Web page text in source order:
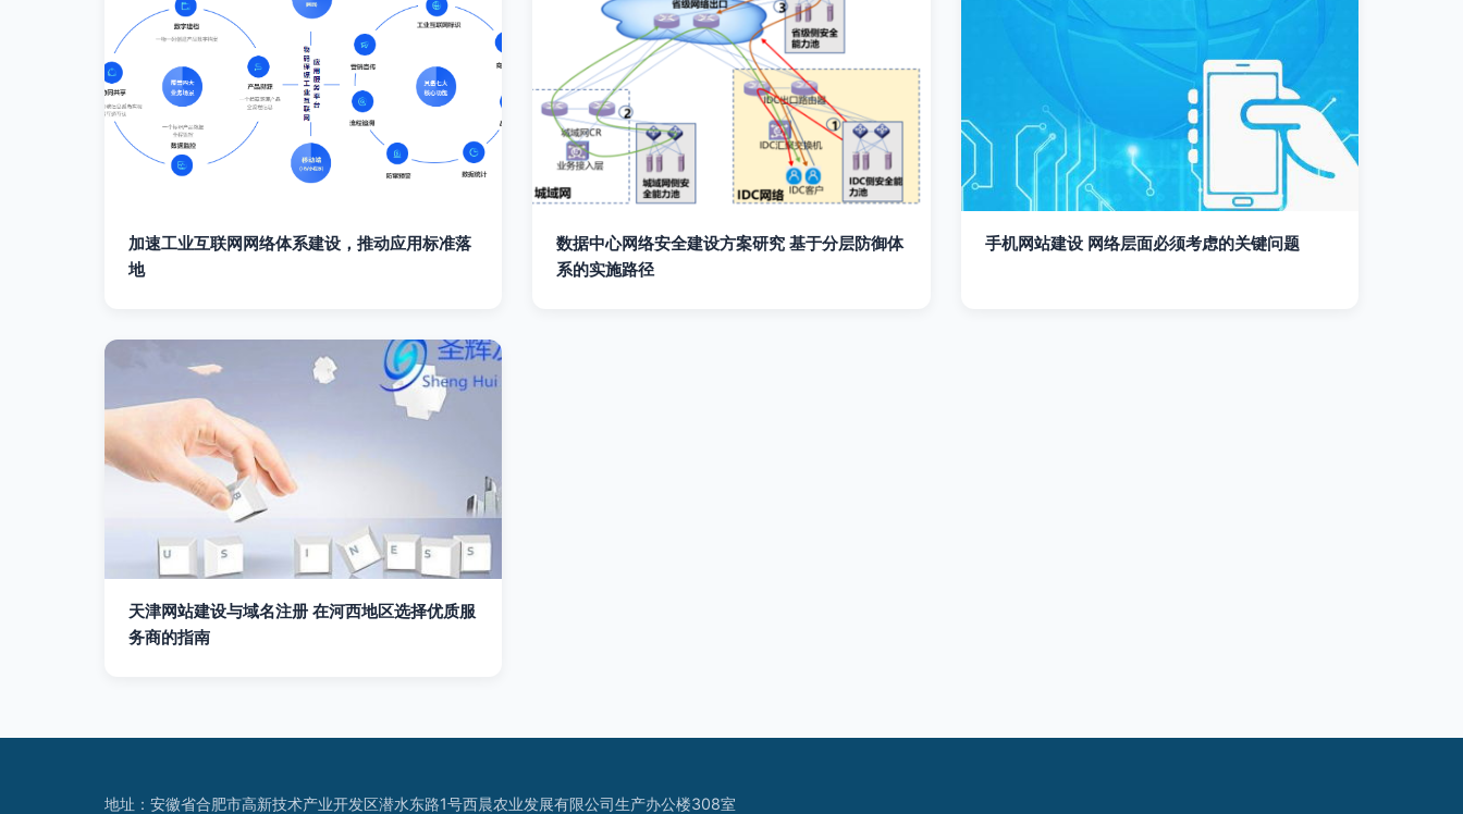
加速工业互联网网络体系建设，推动应用标准落
地
数据中心网络安全建设方案研究 基于分层防御体
系的实施路径
手机网站建设 网络层面必须考虑的关键问题
天津网站建设与域名注册 在河西地区选择优质服
务商的指南
地址：安徽省合肥市高新技术产业开发区潜水东路1号西晨农业发展有限公司生产办公楼308室